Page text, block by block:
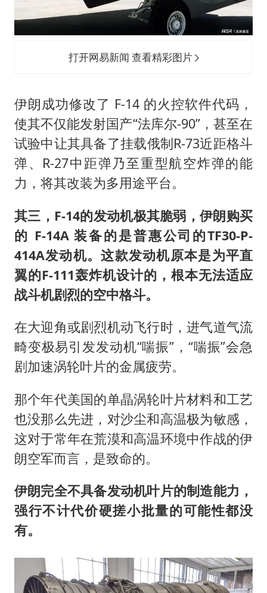
打开网易新闻 查看精彩图片
伊朗成功修改了 F-14 的火控软件代码，
使其不仅能发射国产“法库尔-90”，甚至在
试验中让其具备了挂载俄制R-73近距格斗
弹、R-27中距弹乃至重型航空炸弹的能
力，将其改装为多用途平台。
其三，F-14的发动机极其脆弱，伊朗购买
的 F-14A 装备的是普惠公司的TF30-P-
414A发动机。这款发动机原本是为平直
翼的F-111轰炸机设计的，根本无法适应
战斗机剧烈的空中格斗。
在大迎角或剧烈机动飞行时，进气道气流
畸变极易引发发动机“喘振”，“喘振”会急
剧加速涡轮叶片的金属疲劳。
那个年代美国的单晶涡轮叶片材料和工艺
也没那么先进，对沙尘和高温极为敏感，
这对于常年在荒漠和高温环境中作战的伊
朗空军而言，是致命的。
伊朗完全不具备发动机叶片的制造能力，
强行不计代价硬搓小批量的可能性都没
有。